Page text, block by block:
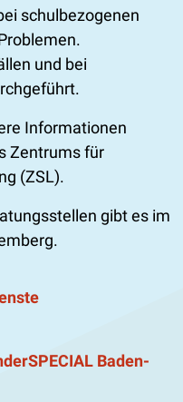
schulbezogenen
und bei
Informationen
Zentrums für
(ZSL).
gibt es im
Baden-